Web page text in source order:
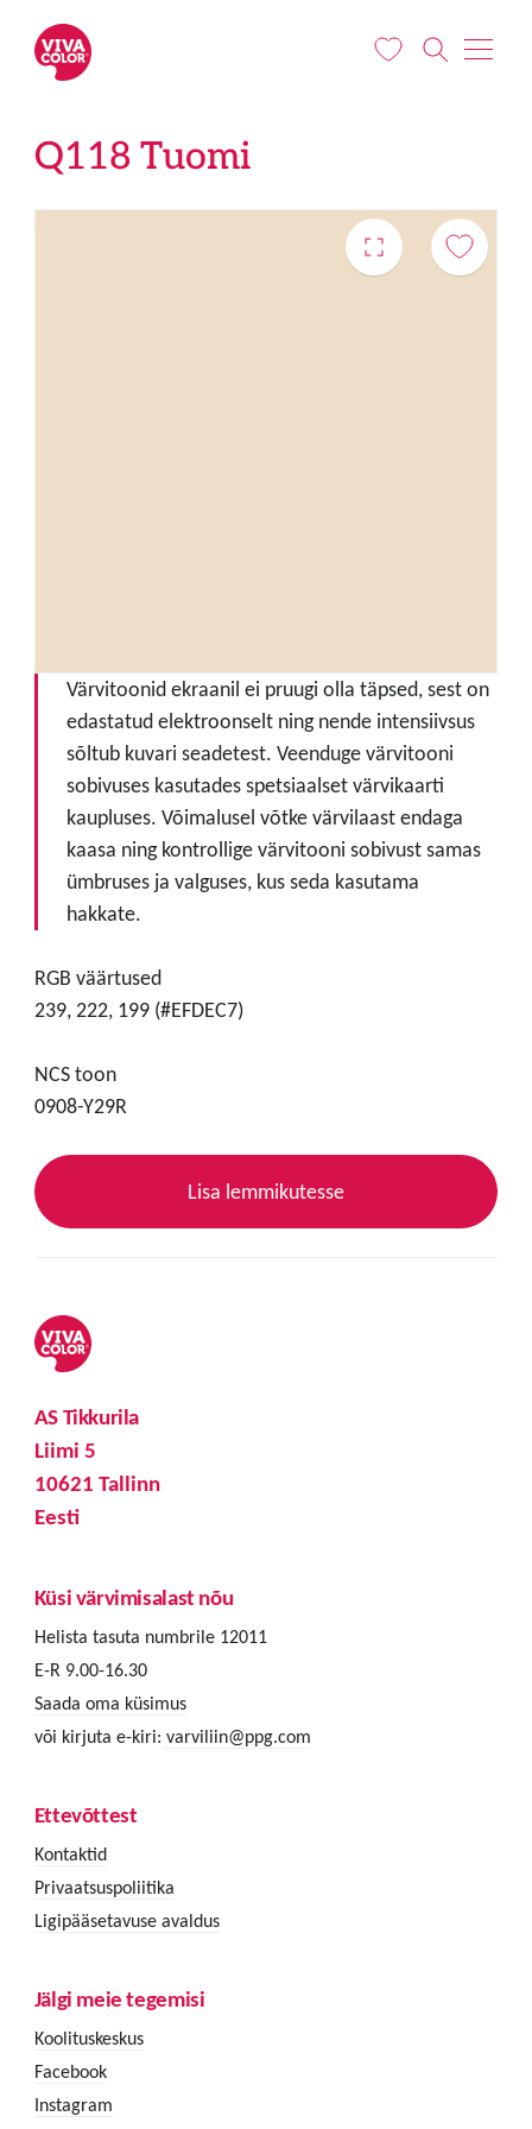
Q118 Tuomi
Värvitoonid ekraanil ei pruugi olla täpsed, sest on
edastatud elektroonselt ning nende intensiivsus
sõltub kuvari seadetest. Veenduge värvitooni
sobivuses kasutades spetsiaalset värvikaarti
kaupluses. Võimalusel võtke värvilaast endaga
kaasa ning kontrollige värvitooni sobivust samas
ümbruses ja valguses, kus seda kasutama
hakkate.
RGB väärtused
239, 222, 199 (#EFDEC7)
NCS toon
0908-Y29R
Lisa lemmikutesse
AS Tikkurila
Liimi 5
10621 Tallinn
Eesti
Küsi värvimisalast nõu
Helista tasuta numbrile 12011
E-R 9.00-16.30
Saada oma küsimus
või kirjuta e-kiri: varviliin@ppg.com
Ettevõttest
Kontaktid
Privaatsuspoliitika
Ligipääsetavuse avaldus
Jälgi meie tegemisi
Koolituskeskus
Facebook
Instagram